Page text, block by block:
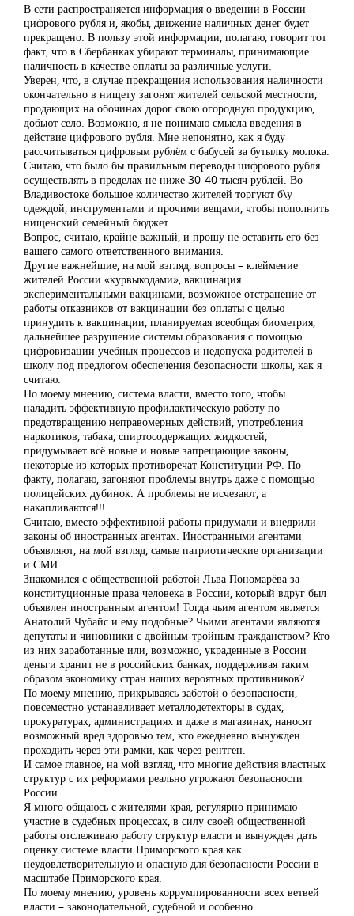
В сети распространяется информация о введении в России
цифрового рубля и, якобы, движение наличных денег будет
прекращено. В пользу этой информации, полагаю, говорит тот
факт, что в Сбербанках убирают терминалы, принимающие
наличность в качестве оплаты за различные услуги.
Уверен, что, в случае прекращения использования наличности
окончательно в нищету загонят жителей сельской местности,
продающих на обочинах дорог свою огородную продукцию,
добьют село. Возможно, я не понимаю смысла введения в
действие цифрового рубля. Мне непонятно, как я буду
рассчитываться цифровым рублём с бабусей за бутылку молока.
Считаю, что было бы правильным переводы цифрового рубля
осуществлять в пределах не ниже 30-40 тысяч рублей. Во
Владивостоке большое количество жителей торгуют б\у
одеждой, инструментами и прочими вещами, чтобы пополнить
нищенский семейный бюджет.
Вопрос, считаю, крайне важный, и прошу не оставить его без
вашего самого ответственного внимания.
Другие важнейшие, на мой взгляд, вопросы – клеймение
жителей России «курвыкодами», вакцинация
экспериментальными вакцинами, возможное отстранение от
работы отказников от вакцинации без оплаты с целью
принудить к вакцинации, планируемая всеобщая биометрия,
дальнейшее разрушение системы образования с помощью
цифровизации учебных процессов и недопуска родителей в
школу под предлогом обеспечения безопасности школы, как я
считаю.
По моему мнению, система власти, вместо того, чтобы
наладить эффективную профилактическую работу по
предотвращению неправомерных действий, употребления
наркотиков, табака, спиртосодержащих жидкостей,
придумывает всё новые и новые запрещающие законы,
некоторые из которых противоречат Конституции РФ. По
факту, полагаю, загоняют проблемы внутрь даже с помощью
полицейских дубинок. А проблемы не исчезают, а
накапливаются!!!
Считаю, вместо эффективной работы придумали и внедрили
законы об иностранных агентах. Иностранными агентами
объявляют, на мой взгляд, самые патриотические организации
и СМИ.
Знакомился с общественной работой Льва Пономарёва за
конституционные права человека в России, который вдруг был
объявлен иностранным агентом! Тогда чьим агентом является
Анатолий Чубайс и ему подобные? Чьими агентами являются
депутаты и чиновники с двойным-тройным гражданством? Кто
из них заработанные или, возможно, украденные в России
деньги хранит не в российских банках, поддерживая таким
образом экономику стран наших вероятных противников?
По моему мнению, прикрываясь заботой о безопасности,
повсеместно устанавливает металлодетекторы в судах,
прокуратурах, администрациях и даже в магазинах, наносят
возможный вред здоровью тем, кто ежедневно вынужден
проходить через эти рамки, как через рентген.
И самое главное, на мой взгляд, что многие действия властных
структур с их реформами реально угрожают безопасности
России.
Я много общаюсь с жителями края, регулярно принимаю
участие в судебных процессах, в силу своей общественной
работы отслеживаю работу структур власти и вынужден дать
оценку системе власти Приморского края как
неудовлетворительную и опасную для безопасности России в
масштабе Приморского края.
По моему мнению, уровень коррумпированности всех ветвей
власти – законодательной, судебной и особенно